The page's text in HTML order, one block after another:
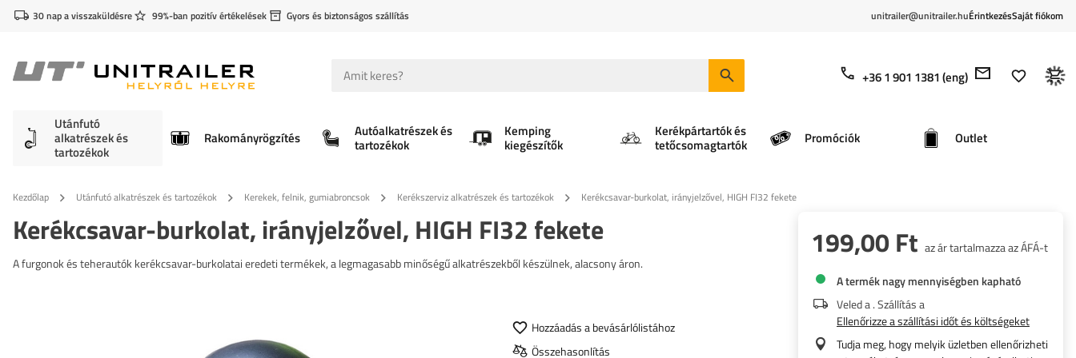
30 nap a visszaküldésre 99%-ban pozitív értékelések Gyors és biztonságos szállítás unitrailer@unitrailer.huÉrintkezésSaját fiókom
+36 1 901 1381 (eng)
Utánfutó
alkatrészek és
tartozékok
Rakományrögzítés Autóalkatrészek és
tartozékok
Kemping
kiegészítők
Kerékpártartók és
tetőcsomagtartók Promóciók Outlet
Kezdőlap Utánfutó alkatrészek és tartozékok Kerekek, felnik, gumiabroncsok Kerékszerviz alkatrészek és tartozékok Kerékcsavar-burkolat, irányjelzővel, HIGH FI32 fekete
Kerékcsavar-burkolat, irányjelzővel, HIGH FI32 fekete
A furgonok és teherautók kerékcsavar-burkolatai eredeti termékek, a legmagasabb minőségű alkatrészekből készülnek, alacsony áron.
Hozzáadás a bevásárlólistához
Összehasonlítás
199,00 Ft az ár tartalmazza az ÁFÁ-t
A termék nagy mennyiségben kapható
Veled a. Szállítás a
Ellenőrizze a szállítási időt és költségeket
Tudja meg, hogy melyik üzletben ellenőrizheti